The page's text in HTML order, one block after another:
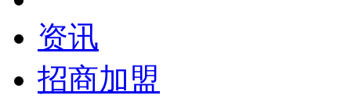
资讯
招商加盟